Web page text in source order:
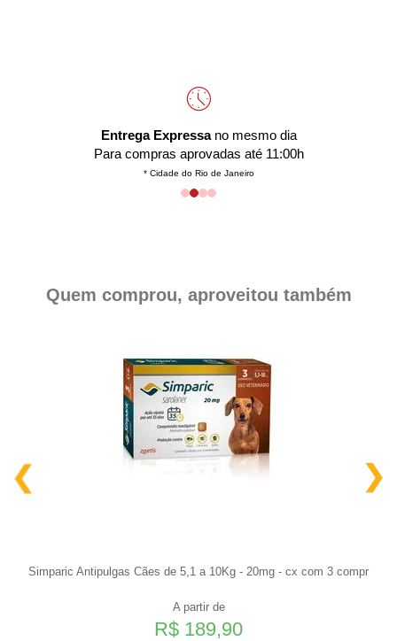
Entrega Expressano mesmo dia
Para compras aprovadas até 11:00h
* Cidade do Rio de Janeiro
Quem comprou, aproveitou também
Simparic Antipulgas Cães de 5,1 a 10Kg - 20mg - cx com 3 compr
A partir de
R$ 189,90